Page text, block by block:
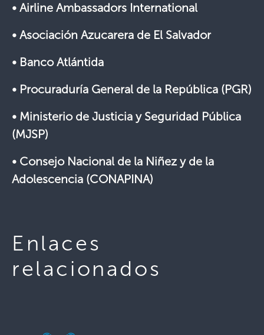
• Airline Ambassadors International
• Asociación Azucarera de El Salvador
• Banco Atlántida
• Procuraduría General de la República (PGR)
• Ministerio de Justicia y Seguridad Pública
(MJSP)
• Consejo Nacional de la Niñez y de la
Adolescencia (CONAPINA)
Enlaces
relacionados